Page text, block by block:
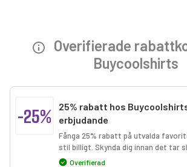
Overifierade
Buycoolshirts
-25%
25% rabatt hos
erbjudande
Fånga 25% rabatt på utvalda
stil billigt. Skynda dig innan det tar
Overifierad